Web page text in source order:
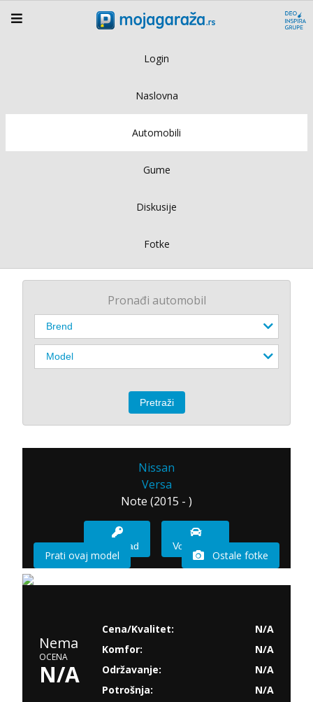
Login
Naslovna
Automobili
Gume
Diskusije
Fotke
Pronađi automobil
Nissan
Versa
Note (2015 - )
Imam sad Vozio sam
Prati ovaj model Ostale fotke
Nema
OCENA
N/A
Cena/Kvalitet:
N/A
Komfor:
N/A
Održavanje:
N/A
Potrošnja:
N/A